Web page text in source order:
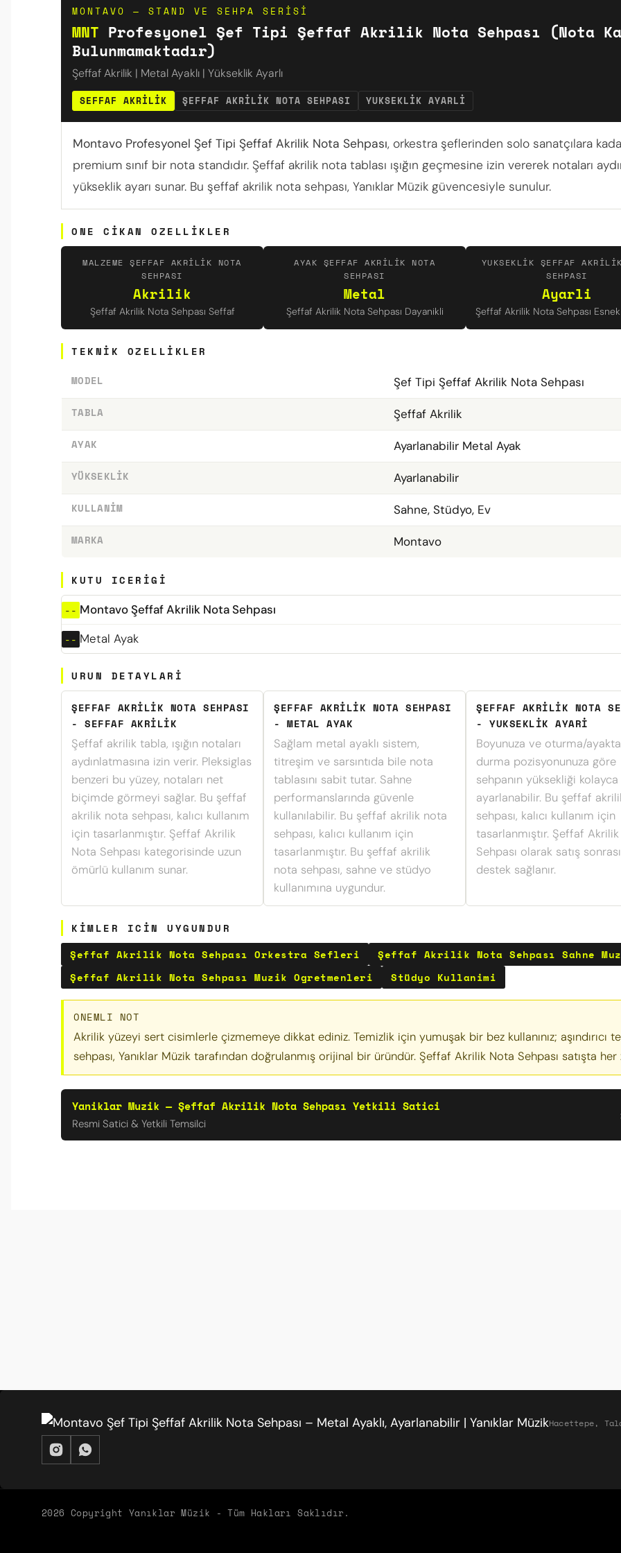
MONTAVO — STAND VE SEHPA SERISI
MNT Profesyonel Şef Tipi Şeffaf Akrilik Nota Sehpası (Nota
Bulunmamaktadır)
Şeffaf Akrilik | Metal Ayaklı | Yükseklik Ayarlı
SEFFAF AKRILIK ŞEFFAF AKRILIK NOTA SEHPASI YUKSEKLIK AYARLI
Montavo Profesyonel Şef Tipi Şeffaf Akrilik Nota Sehpası, orkestra şeflerinden solo sanatçılara
premium sınıf bir nota standıdır. Şeffaf akrilik nota tablası ışığın geçmesine izin vererek notaları
yükseklik ayarı sunar. Bu şeffaf akrilik nota sehpası, Yanıklar Müzik güvencesiyle sunulur.
ONE CIKAN OZELLIKLER
MALZEME ŞEFFAF AKRILIK NOTA
SEHPASI
Akrilik
Şeffaf Akrilik Nota Sehpası Seffaf
AYAK ŞEFFAF AKRILIK NOTA
SEHPASI
Metal
Şeffaf Akrilik Nota Sehpası Dayanikli
YUKSEKLIK ŞEFFAF
SEHPASI
Ayarli
Şeffaf Akrilik Nota Sehpası
TEKNIK OZELLIKLER
MODEL
Şef Tipi Şeffaf Akrilik Nota Sehpası
TABLA Şeffaf Akrilik
AYAK Ayarlanabilir Metal Ayak
YÜKSEKLIK Ayarlanabilir
KULLANIM Sahne, Stüdyo, Ev
MARKA Montavo
KUTU ICERIGI
Montavo Şeffaf Akrilik Nota Sehpası
Metal Ayak
URUN DETAYLARI
ŞEFFAF AKRILIK NOTA SEHPASI
- SEFFAF AKRILIK
Şeffaf akrilik tabla, ışığın notaları
aydınlatmasına izin verir. Pleksiglas
benzeri bu yüzey, notaları net
biçimde görmeyi sağlar. Bu şeffaf
akrilik nota sehpası, kalıcı kullanım
için tasarlanmıştır. Şeffaf Akrilik
Nota Sehpası kategorisinde uzun
ömürlü kullanım sunar.
ŞEFFAF AKRILIK NOTA SEHPASI
- METAL AYAK
Sağlam metal ayaklı sistem,
titreşim ve sarsıntıda bile nota
tablasını sabit tutar. Sahne
performanslarında güvenle
kullanılabilir. Bu şeffaf akrilik nota
sehpası, kalıcı kullanım için
tasarlanmıştır. Bu şeffaf akrilik
nota sehpası, sahne ve stüdyo
kullanımına uygundur.
ŞEFFAF AKRILIK NOTA
- YUKSEKLIK AYARI
Boyunuza ve oturma/ayakta
durma pozisyonunuza göre
sehpanın yüksekliği kolayca
ayarlanabilir. Bu şeffaf
sehpası, kalıcı kullanım için
tasarlanmıştır. Şeffaf
Sehpası olarak satış sonrası
destek sağlanır.
KIMLER ICIN UYGUNDUR
Şeffaf Akrilik Nota Sehpası Orkestra Sefleri
Şeffaf Akrilik Nota Sehpası Sahne
Şeffaf Akrilik Nota Sehpası Muzik Ogretmenleri
Stüdyo Kullanimi
ONEMLI NOT
Akrilik yüzeyi sert cisimlerle çizmemeye dikkat ediniz. Temizlik için yumuşak bir bez kullanınız; aşındırıcı
sehpası, Yanıklar Müzik tarafından doğrulanmış orijinal bir üründür. Şeffaf Akrilik Nota Sehpası satışta
Yaniklar Muzik — Şeffaf Akrilik Nota Sehpası Yetkili Satici
Resmi Satici & Yetkili Temsilci
Tolga Kilic | 29/03/2026
Tavsiye ederim
Müzisyenlere.
Nilgun Ercan | 29/03/2026
Hacettepe,
2026 Copyright Yanıklar Müzik - Tüm Hakları Saklıdır.